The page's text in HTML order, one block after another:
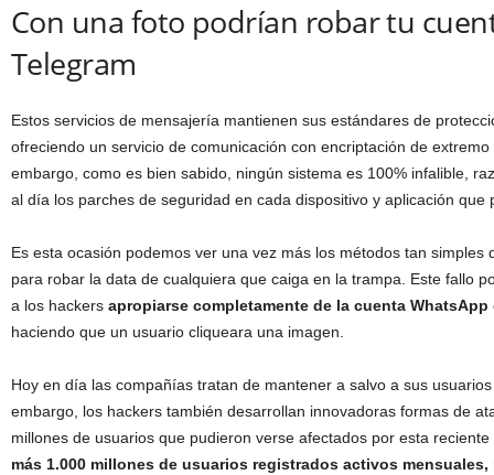
Con una foto podrían robar tu
Telegram
Estos servicios de mensajería mantienen sus estándares de
ofreciendo un servicio de comunicación con encriptación de
embargo, como es bien sabido, ningún sistema es 100% infalible,
al día los parches de seguridad en cada dispositivo y aplicación que
Es esta ocasión podemos ver una vez más los métodos tan simples
para robar la data de cualquiera que caiga en la trampa. Este fallo
a los hackers apropiarse completamente de la cuenta WhatsApp
haciendo que un usuario cliqueara una imagen.
Hoy en día las compañías tratan de mantener a salvo a sus
embargo, los hackers también desarrollan innovadoras formas de
millones de usuarios que pudieron verse afectados por esta
más 1.000 millones de usuarios registrados activos